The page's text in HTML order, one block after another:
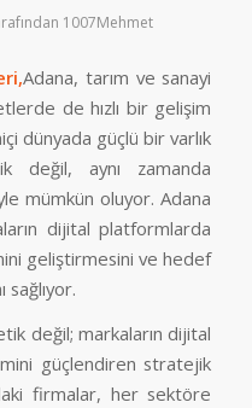
1007Mehmet
Adana, tarım ve sanayi
de hızlı bir gelişim
dünyada güçlü bir varlık
değil, aynı zamanda
mümkün oluyor. Adana
dijital platformlarda
geliştirmesini ve hedef
sağlıyor.
değil; markaların dijital
güçlendiren stratejik
firmalar, her sektöre